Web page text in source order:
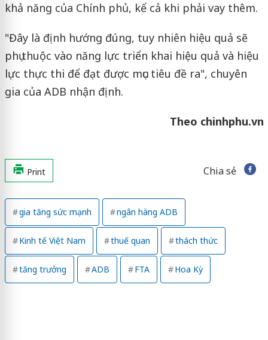
khả năng của Chính phủ, kể cả khi phải vay thêm.
"Đây là định hướng đúng, tuy nhiên hiệu quả sẽ
phụ thuộc vào năng lực triển khai hiệu quả và hiệu
lực thực thi để đạt được mục tiêu đề ra", chuyên
gia của ADB nhận định.
Theo chinhphu.vn
Print Chia sẻ
gia tăng sức mạnh ngân hàng ADB
Kinh tế Việt Nam thuế quan thách thức
tăng trưởng ADB FTA Hoa Kỳ